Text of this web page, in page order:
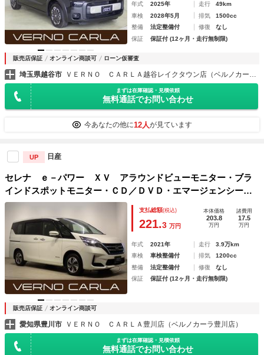
年式 2025年 走行
49km
車検
2028年5月 排気
1500cc
整備
法定整備付 修復
なし
保証
保証付 (12ヶ月・走行無制限)
販売店保証 オンライン商談可 ローン仮審査
埼玉県越谷市 ＶＥＲＮＯ ＣＡＲＬＡ越谷レイクタウン店（ベルノカーラ越谷レイクタウン店）
まずは在庫確認・見積依頼
無料通話でお問い合わせ
今あなたの他に12人が見ています
UP 日産
セレナ ｅ－パワー ＸＶ アラウンドビューモニター・ブラ
インドスポットモニター・ＣＤ／ＤＶＤ・エマージェンシーブ
レーキ・障害物センサー・両側電動スライドドア・スマートキ
ー・ウォークスルー純正ＡＷ・ＥＴＣ
支払総額(税込)
221.3 万円
本体価格
203.8
万円
諸費用
17.5
万円
年式 2021年 走行
3.9万km
車検
車検整備付 排気
1200cc
整備
法定整備付 修復
なし
保証
保証付 (12ヶ月・走行無制限)
販売店保証 オンライン商談可
愛知県豊川市 ＶＥＲＮＯ ＣＡＲＬＡ豊川店（ベルノカーラ豊川店）
まずは在庫確認・見積依頼
無料通話でお問い合わせ